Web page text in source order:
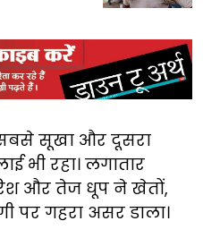
सबसे सूखा और दूसरा
भी रहा। लगातार
और तेज धूप ने खेतों,
पर गहरा असर डाला।